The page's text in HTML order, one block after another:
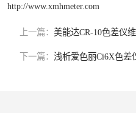
http://www.xmhmeter.com
上一篇： 美能达CR-10色差仪
下一篇： 浅析爱色丽Ci6X色差